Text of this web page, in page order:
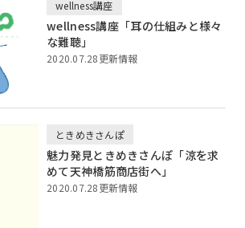
wellness講座
wellness講座「耳の仕組みと様々
な難聴」
2020.07.28更新情報
ときめきさんぽ
魅力発見ときめきさんぽ「涼を求
めて天神橋筋商店街へ」
2020.07.28更新情報